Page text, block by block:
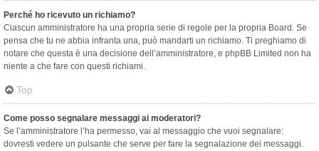
Perché ho ricevuto un richiamo?
Ciascun amministratore ha una propria serie di regole per la propria Board. Se
pensa che tu ne abbia infranta una, può mandarti un richiamo. Ti preghiamo di
notare che questa è una decisione dell’amministratore, e phpBB Limited non ha
niente a che fare con questi richiami.
Top
Come posso segnalare messaggi ai moderatori?
Se l’amministratore l’ha permesso, vai al messaggio che vuoi segnalare:
dovresti vedere un pulsante che serve per fare la segnalazione dei messaggi.